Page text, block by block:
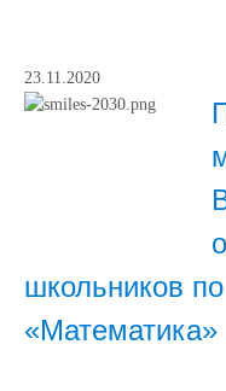
23.11.2020
школьников
«Математика»